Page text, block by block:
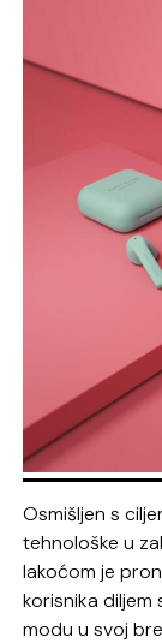
Osmišljen s
tehnološke u
lakoćom je
korisnika diljem
modu u svoj